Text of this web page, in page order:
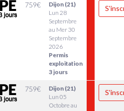
759€
Dijon (21)
Lun 28
Septembre
au Mer 30
Septembre
2026
Permis
exploitation
3 jours
759€
Dijon (21)
Lun 05
Octobre au